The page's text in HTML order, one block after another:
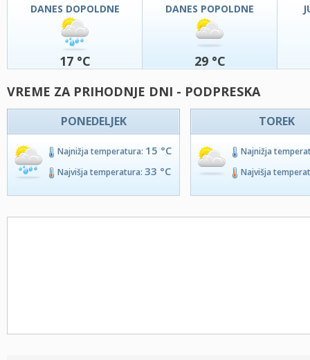
DANES DOPOLDNE
17 °C
DANES POPOLDNE
29 °C
VREME ZA PRIHODNJE DNI - PODPRESKA
PONEDELJEK
Najnižja temperatura: 15 °C
Najvišja temperatura: 33 °C
TOREK
Najnižja
Najvišja